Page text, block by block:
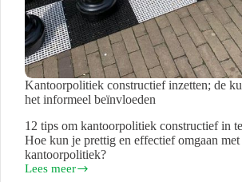
Kantoorpolitiek constructief inzetten; de
het informeel beïnvloeden
12 tips om kantoorpolitiek constructief in
Hoe kun je prettig en effectief omgaan met
kantoorpolitiek?
Lees meer
Kantoorpolitiek